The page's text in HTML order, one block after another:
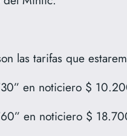
las tarifas que
en noticiero $
en noticiero $